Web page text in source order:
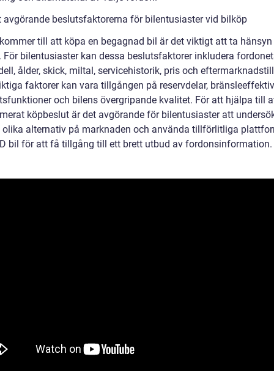
avgörande beslutsfaktorerna för bilentusiaster vid bilköp
till att köpa en begagnad bil är det viktigt att ta
För bilentusiaster kan dessa beslutsfaktorer inkludera
ålder, skick, miltal, servicehistorik, pris och
faktorer kan vara tillgången på reservdelar,
och bilens övergripande kvalitet. För att hjälpa till
köpbeslut är det avgörande för bilentusiaster att
alternativ på marknaden och använda tillförlitliga
bil för att få tillgång till ett brett utbud av fordonsinformation.